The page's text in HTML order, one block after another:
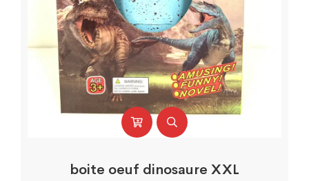
boite oeuf dinosaure XXL